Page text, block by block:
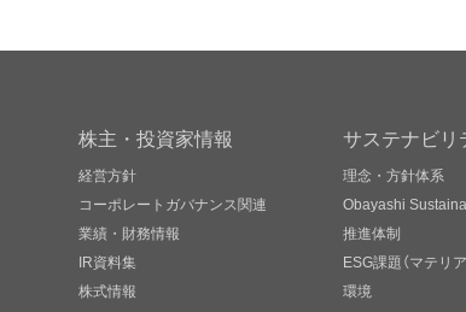
株主・投資家情報
経営方針
コーポレートガバナンス関連
業績・財務情報
IR資料集
株式情報
サステナビリ
理念・方針体系
Obayashi
推進体制
ESG課題（マテリ
環境